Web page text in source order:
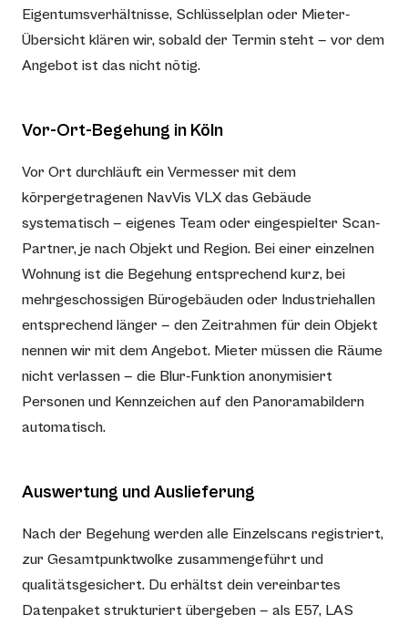
Eigentumsverhältnisse, Schlüsselplan oder Mieter-
Übersicht klären wir, sobald der Termin steht — vor dem
Angebot ist das nicht nötig.
Vor-Ort-Begehung in Köln
Vor Ort durchläuft ein Vermesser mit dem
körpergetragenen NavVis VLX das Gebäude
systematisch — eigenes Team oder eingespielter Scan-
Partner, je nach Objekt und Region. Bei einer einzelnen
Wohnung ist die Begehung entsprechend kurz, bei
mehrgeschossigen Bürogebäuden oder Industriehallen
entsprechend länger — den Zeitrahmen für dein Objekt
nennen wir mit dem Angebot. Mieter müssen die Räume
nicht verlassen — die Blur-Funktion anonymisiert
Personen und Kennzeichen auf den Panoramabildern
automatisch.
Auswertung und Auslieferung
Nach der Begehung werden alle Einzelscans registriert,
zur Gesamtpunktwolke zusammengeführt und
qualitätsgesichert. Du erhältst dein vereinbartes
Datenpaket strukturiert übergeben — als E57, LAS